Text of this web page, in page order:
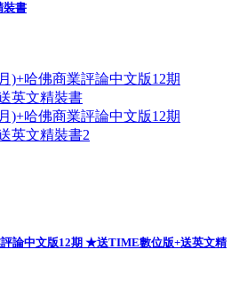
裝書
論中文版12期 ★送TIME數位版+送英文精